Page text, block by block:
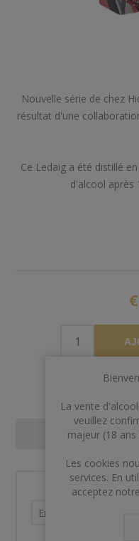
Nouvelle série de chez
résultat d'une
Ce Ledaig a été distillé
d'alcool après
La vente
veuillez
majeur (18
Les cookies
services. En
acceptez